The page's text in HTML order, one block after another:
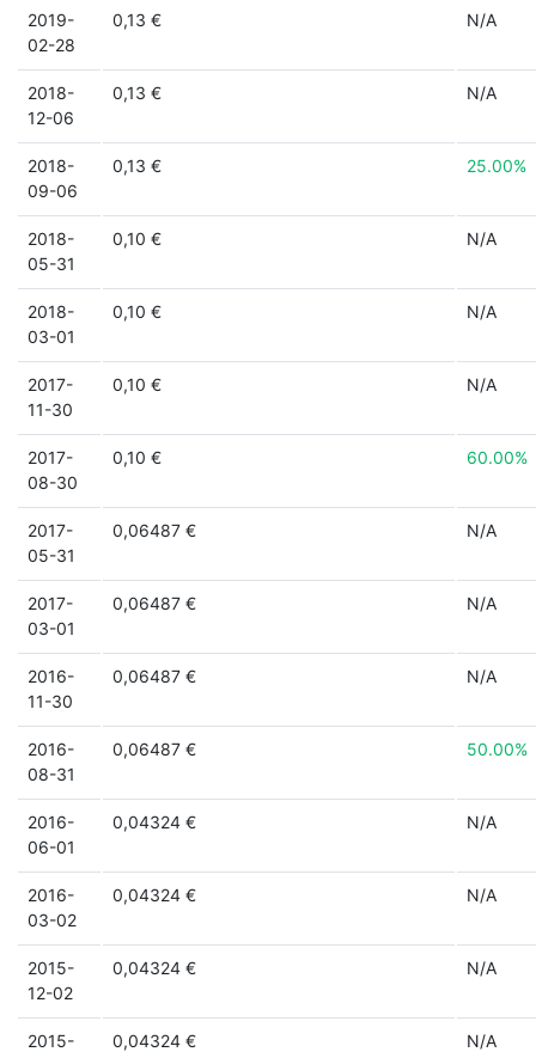
2019-
02-28
0,13 € N/A
2018-
12-06
0,13 € N/A
2018-
09-06
0,13 € 25.00%
2018-
05-31
0,10 € N/A
2018-
03-01
0,10 € N/A
2017-
11-30
0,10 € N/A
2017-
08-30
0,10 € 60.00%
2017-
05-31
0,06487 € N/A
2017-
03-01
0,06487 € N/A
2016-
11-30
0,06487 € N/A
2016-
08-31
0,06487 € 50.00%
2016-
06-01
0,04324 € N/A
2016-
03-02
0,04324 € N/A
2015-
12-02
0,04324 € N/A
2015-
0,04324 € N/A